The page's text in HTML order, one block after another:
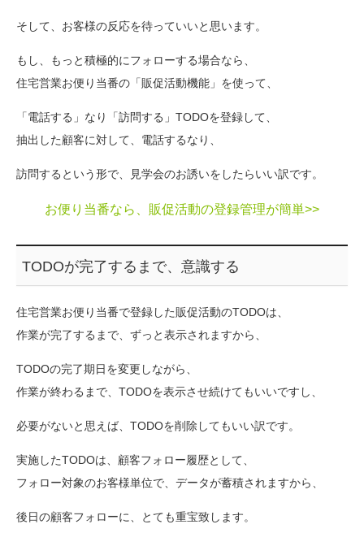
そして、お客様の反応を待っていいと思います。
もし、もっと積極的にフォローする場合なら、
住宅営業お便り当番の「販促活動機能」を使って、
「電話する」なり「訪問する」TODOを登録して、
抽出した顧客に対して、電話するなり、
訪問するという形で、見学会のお誘いをしたらいい訳です。
お便り当番なら、販促活動の登録管理が簡単>>
TODOが完了するまで、意識する
住宅営業お便り当番で登録した販促活動のTODOは、
作業が完了するまで、ずっと表示されますから、
TODOの完了期日を変更しながら、
作業が終わるまで、TODOを表示させ続けてもいいですし、
必要がないと思えば、TODOを削除してもいい訳です。
実施したTODOは、顧客フォロー履歴として、
フォロー対象のお客様単位で、データが蓄積されますから、
後日の顧客フォローに、とても重宝致します。